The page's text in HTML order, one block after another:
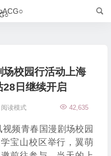
校园行活动上海
日继续开启
42,635
阅读模式
频青春国漫剧场校园
宝山校区举行，翼萌